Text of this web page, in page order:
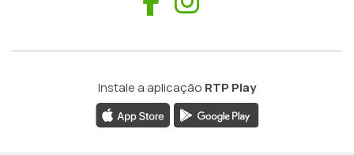
Instale a aplicação RTP Play